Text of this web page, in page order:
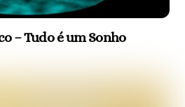
– Tudo é um Sonho